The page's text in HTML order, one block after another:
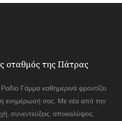
σταθμός της Πάτρας
Γάμμα καθημερινά φροντίζει
ενημέρωσή σας. Με νέα από την
συνεντεύξεις, αποκαλύψεις.